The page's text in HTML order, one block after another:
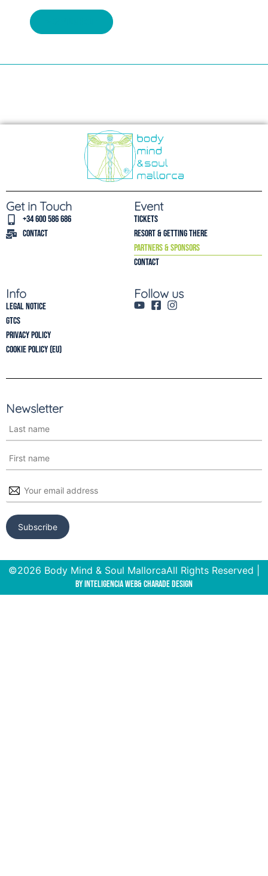
Get in Touch
+34 600 586 686
Contact
Event
Tickets
Resort & Getting there
Partners & Sponsors
Contact
Info
Legal Notice
GTCs
Privacy policy
Cookie Policy (EU)
Follow us
Newsletter
©2026 Body Mind & Soul MallorcaAll Rights Reserved |
by Inteligencia Web& Charade Design